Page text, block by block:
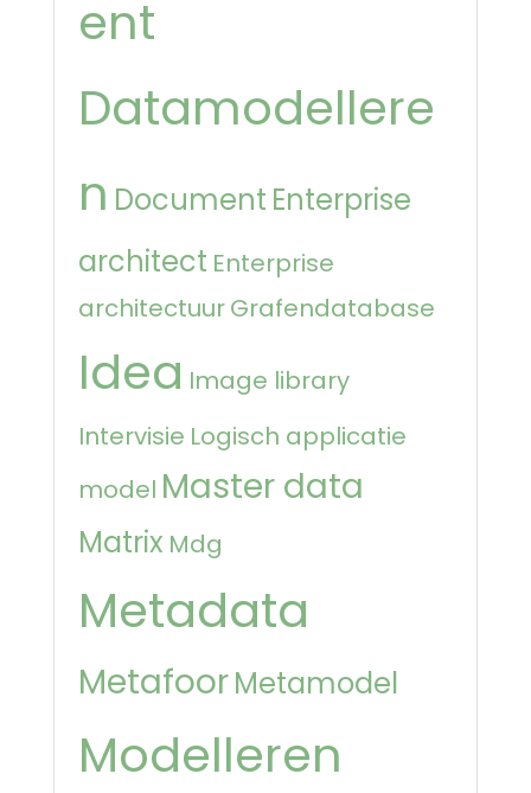
ent
Datamodellere
n Document Enterprise
architect Enterprise
architectuurGrafendatabase
Idea Image library
Intervisie Logisch applicatie
model Master data
Matrix Mdg
Metadata
MetafoorMetamodel
Modelleren